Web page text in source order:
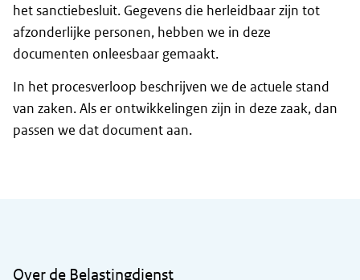
het sanctiebesluit. Gegevens die herleidbaar zijn tot
afzonderlijke personen, hebben we in deze
documenten onleesbaar gemaakt.
In het procesverloop beschrijven we de actuele stand
van zaken. Als er ontwikkelingen zijn in deze zaak, dan
passen we dat document aan.
Over de Belastingdienst